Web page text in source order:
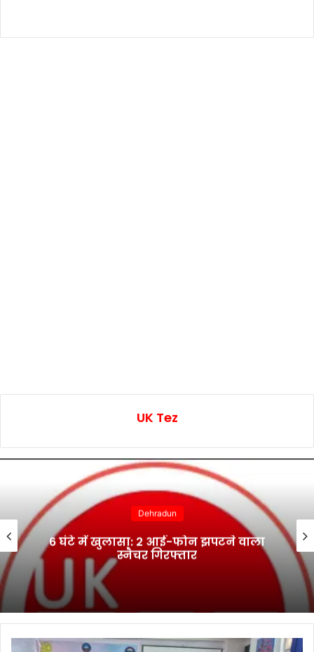
UK Tez
Dehradun
6 घंटे में खुलासा: 2 आई-फोन झपटने वाला
स्नैचर गिरफ्तार